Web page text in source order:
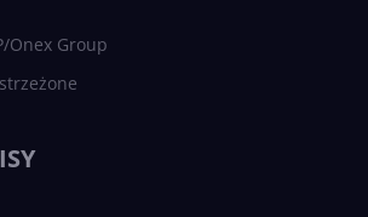
Onex Group